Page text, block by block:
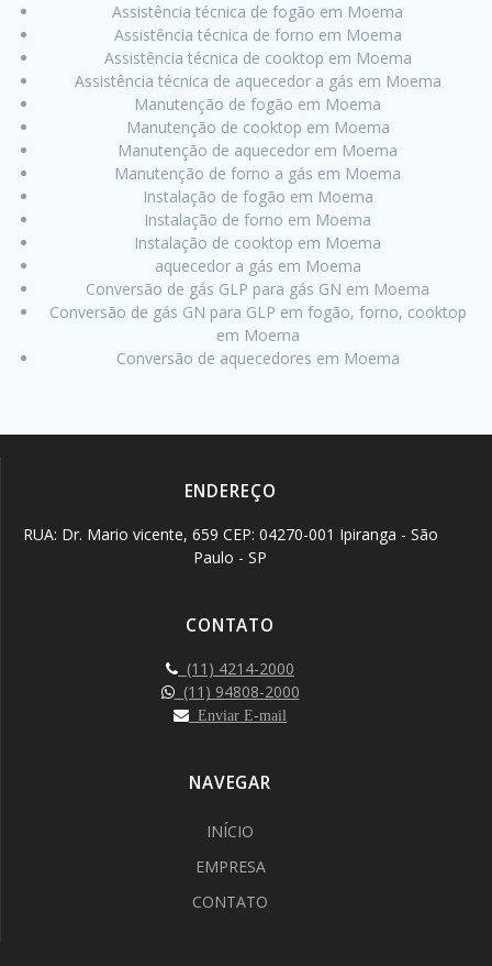
Assistência técnica de fogão em Moema
Assistência técnica de forno em Moema
Assistência técnica de cooktop em Moema
Assistência técnica de aquecedor a gás em Moema
Manutenção de fogão em Moema
Manutenção de cooktop em Moema
Manutenção de aquecedor em Moema
Manutenção de forno a gás em Moema
Instalação de fogão em Moema
Instalação de forno em Moema
Instalação de cooktop em Moema
aquecedor a gás em Moema
Conversão de gás GLP para gás GN em Moema
Conversão de gás GN para GLP em fogão, forno, cooktop
em Moema
Conversão de aquecedores em Moema
ENDEREÇO
RUA: Dr. Mario vicente, 659 CEP: 04270-001 Ipiranga - São
Paulo - SP
CONTATO
(11) 4214-2000
(11) 94808-2000
Enviar E-mail
NAVEGAR
INÍCIO
EMPRESA
CONTATO